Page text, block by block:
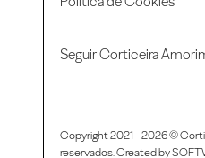
Seguir Corticeira
Copyright 2021 - 2026 ©
reservados. Created by